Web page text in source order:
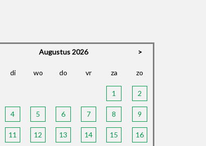
Augustus 2026 >
di wo do vr za zo
1 2
4 5 6 7 8 9
11 12 13 14 15 16